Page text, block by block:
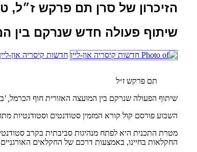
הזיכרון של סרן תם פרקש ז״ל,
שיתוף פעולה חדש שנרקם בין
חדשות קיסריה און-
תם פרקש ז״ל
שיתוף הפעולה שנרקם בין המועצה האזורית חוף הכרמל , '
השבוע פורסם קול קורא המזמין סטודנטים וסטודנטיות
מטרת התכנית היא לפתח מנהיגות סביבתית בקרב
החקלאות בחיינו, באמצעות דרכם של החקלאים האורגניים